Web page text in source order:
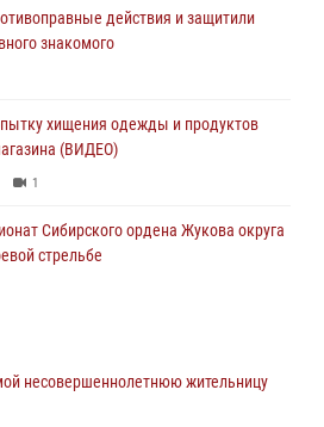
действия и защитили
знакомого
хищения одежды и продуктов
(ВИДЕО)
1
Сибирского ордена Жукова округа
стрельбе
дебошира, устроившего
несовершеннолетнюю жительницу